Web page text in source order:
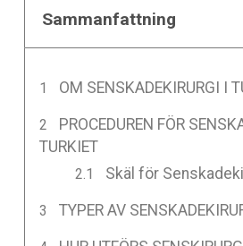
Sammanfattning
OM SENSKADEKIRURGI I
PROCEDUREN FÖR
TURKIET
Skäl för
TYPER AV